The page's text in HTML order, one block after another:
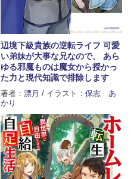
辺境下級貴族の逆転ライフ 可愛
い弟妹が大事な兄なので、 あら
ゆる邪魔ものは魔女から授かっ
た力と現代知識で排除します
著者： 漂月 / イラスト： 保志 あ
かり